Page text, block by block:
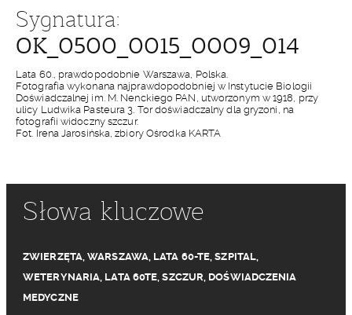
Sygnatura:
OK_0500_0015_0009_014
Lata 60., prawdopodobnie Warszawa, Polska.
Fotografia wykonana najprawdopodobniej w Instytucie Biologii
Doświadczalnej im. M. Nenckiego PAN, utworzonym w 1918, przy
ulicy Ludwika Pasteura 3. Tor doświadczalny dla gryzoni, na
fotografii widoczny szczur.
Fot. Irena Jarosińska, zbiory Ośrodka KARTA
Słowa kluczowe
ZWIERZĘTA,WARSZAWA, LATA 60-TE,SZPITAL,
WETERYNARIA, LATA 60TE,SZCZUR, DOŚWIADCZENIA
MEDYCZNE